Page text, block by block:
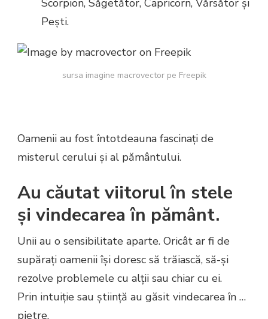
Scorpion, Săgetător, Capricorn, Vărsător și
Pești.
sursa imagine macrovector pe Freepik
Oamenii au fost întotdeauna fascinați de
misterul cerului și al pământului.
Au căutat viitorul în stele
și vindecarea în pământ.
Unii au o sensibilitate aparte. Oricât ar fi de
supărați oamenii își doresc să trăiască, să-și
rezolve problemele cu alții sau chiar cu ei.
Prin intuiție sau știință au găsit vindecarea în …
pietre.